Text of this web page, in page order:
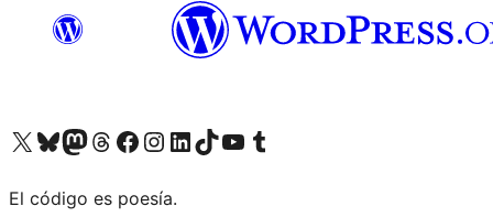
Visit our X (formerly Twitter) account
Visit our Bluesky account
Visit our Mastodon account
Visit our Threads account
Visit our Facebook page
Visit our Instagram account
Visit our LinkedIn account
Visit our TikTok account
Visit our YouTube channel
Visit our Tumblr account
El código es poesía.